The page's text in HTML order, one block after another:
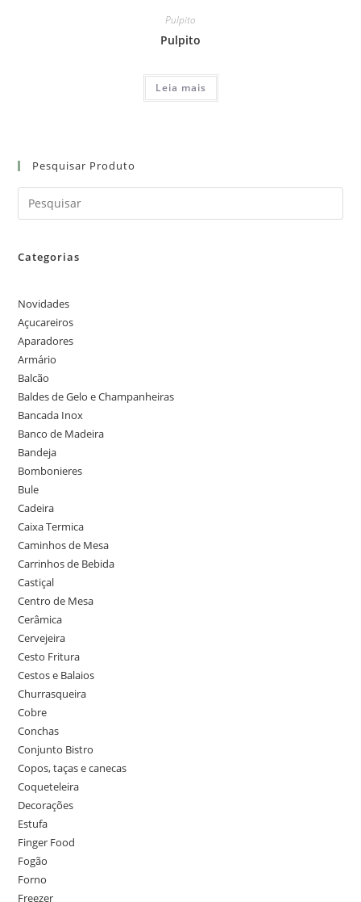
Pulpito
Pulpito
Leia mais
Pesquisar Produto
Categorias
Novidades
Açucareiros
Aparadores
Armário
Balcão
Baldes de Gelo e Champanheiras
Bancada Inox
Banco de Madeira
Bandeja
Bombonieres
Bule
Cadeira
Caixa Termica
Caminhos de Mesa
Carrinhos de Bebida
Castiçal
Centro de Mesa
Cerâmica
Cervejeira
Cesto Fritura
Cestos e Balaios
Churrasqueira
Cobre
Conchas
Conjunto Bistro
Copos, taças e canecas
Coqueteleira
Decorações
Estufa
Finger Food
Fogão
Forno
Freezer